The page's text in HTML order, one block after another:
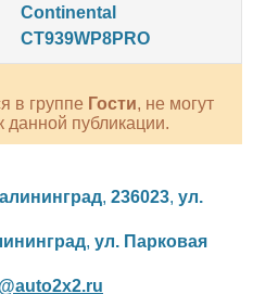
Continental
CT939WP8PRO
в группе Гости, не могут
данной публикации.
, 236023, ул.
, ул. Парковая